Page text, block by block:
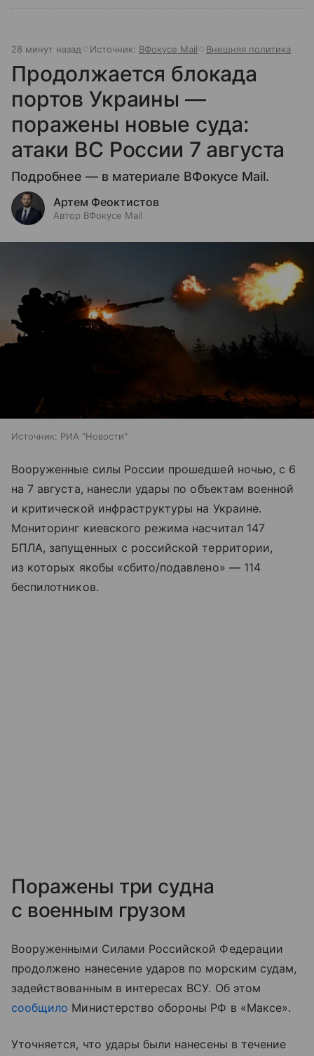
28 минут назад Источник: ВФокусе Mail Внешняя политика
Продолжается блокада
портов Украины —
поражены новые суда:
атаки ВС России 7 августа
Подробнее — в материале ВФокусе Mail.
Артем Феоктистов
Автор ВФокусе Mail
Источник: РИА "Новости"
Вооруженные силы России прошедшей ночью, с 6
на 7 августа, нанесли удары по объектам военной
и критической инфраструктуры на Украине.
Мониторинг киевского режима насчитал 147
БПЛА, запущенных с российской территории,
из которых якобы «сбито/подавлено» — 114
беспилотников.
Поражены три судна
с военным грузом
Вооруженными Силами Российской Федерации
продолжено нанесение ударов по морским судам,
задействованным в интересах ВСУ. Об этом
сообщило Министерство обороны РФ в «Максе».
Уточняется, что удары были нанесены в течение